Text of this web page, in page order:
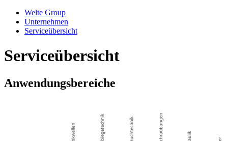
Welte Group
Unternehmen
Serviceübersicht
Serviceübersicht
Anwendungsbereiche